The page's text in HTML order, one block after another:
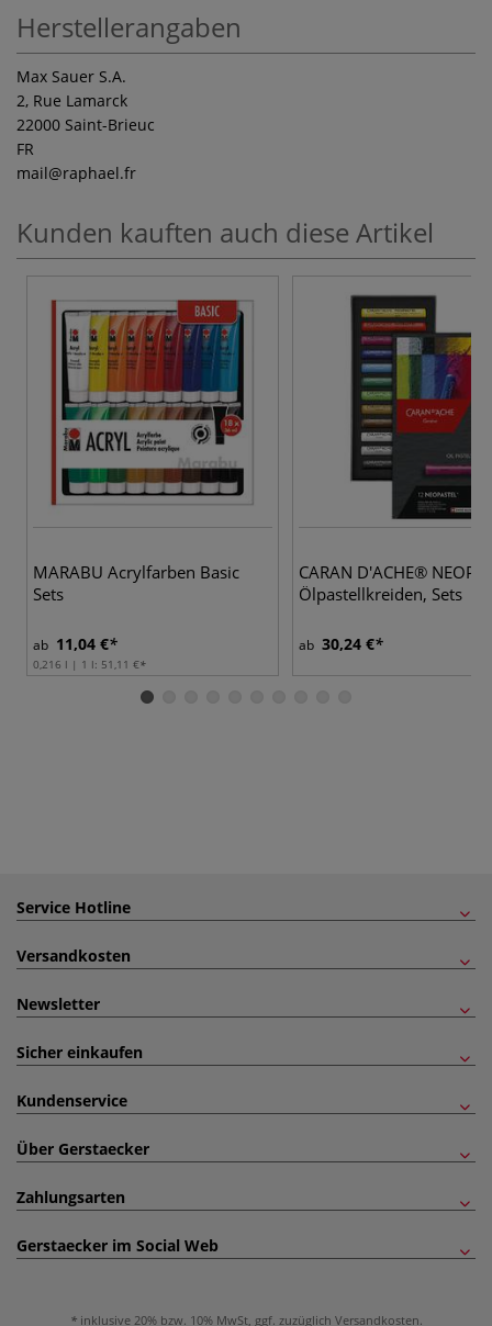
Herstellerangaben
Max Sauer S.A.
2, Rue Lamarck
22000 Saint-Brieuc
FR
mail@raphael.fr
Kunden kauften auch diese Artikel
MARABU Acrylfarben Basic
Sets
ab 11,04 €
0,216 l | 1 l: 51,11 €
CARAN D'ACHE®
Ölpastellkreiden, Sets
ab 30,24 €
Service Hotline
Versandkosten
Newsletter
Sicher einkaufen
Kundenservice
Über Gerstaecker
Zahlungsarten
Gerstaecker im Social Web
inklusive 20% bzw. 10% MwSt, ggf. zuzüglich Versandkosten.